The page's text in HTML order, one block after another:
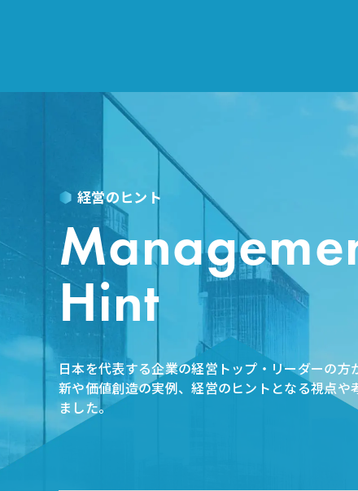
経営のヒント
Hint
日本を代表する企業の経営トップ・リーダーの方
新や価値創造の実例、経営のヒントとなる視点や
ました。